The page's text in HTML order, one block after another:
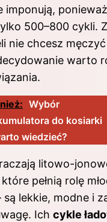
imponują,
500–800 cykli.
nie chcesz męczyć
warto
Wybór
do kosiarki
wiedzieć?
litowo-
pełnią rolę
są lekkie, modne i
Ich cykle